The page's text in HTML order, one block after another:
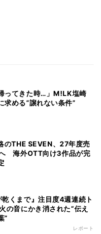
ってきた時…」M!LK塩崎
求める“譲れない条件”
のTHE SEVEN、27年度売
へ 海外OTT向け3作品が完
乾くまで』注目度4週連続ト
音にかき消された“伝え
”
レポート